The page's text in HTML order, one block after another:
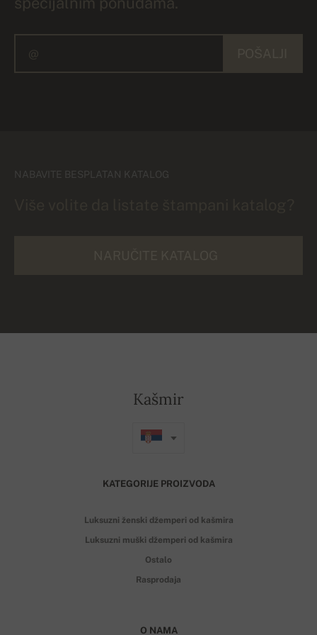
NABAVITE BESPLATAN KATALOG
Kašmir
KATEGORIJE PROIZVODA
Luksuzni ženski džemperi od kašmira
Luksuzni muški džemperi od kašmira
Ostalo
Rasprodaja
O NAMA